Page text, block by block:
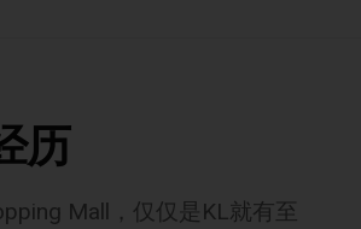
历
Mall，仅仅是KL就有至